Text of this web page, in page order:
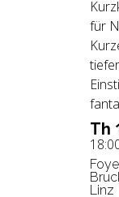
Th
Linz
für